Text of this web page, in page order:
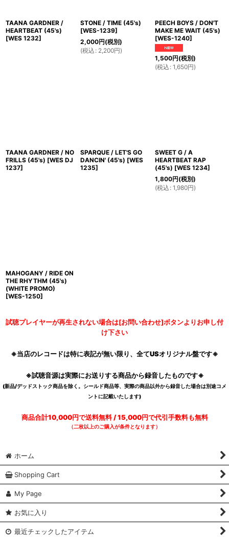
TAANA GARDNER /
HEARTBEAT (45's)
[WES 1232]
STONE / TIME (45's)
[WES-1239]
2,000円(税別)
(税込 : 2,200円)
PEECH BOYS / DON'T
MAKE ME WAIT (45's)
[WES-1240]
1,500円(税別)
(税込 : 1,650円)
TAANA GARDNER / NO
FRILLS (45's) [WES DJ
1237]
SPARQUE / LET'S GO
DANCIN' (45's) [WES
1235]
SWEET G / A
HEARTBEAT RAP
(45's) [WES 1234]
1,800円(税別)
(税込 : 1,980円)
MAHOGANY / RIDE ON
THE RHYTHM (45's)
(WHITE PROMO)
[WES-1250]
試聴プレイヤーが再生されない場合は[お問い合わせ]ボタンよりお申し付
け下さい
※当店のレコードは特に表記が無い限り、全てUSオリジナル盤です※
※試聴音源は実際にお送りする商品から録音したものです※
(新品/デッドストック商品を除く。シールド商品等、実際の商品以外から録音した場合は別途コメ
ントに記載いたします)
商品合計10,000円で送料無料 / 15,000円で代引手数料も無料
（二枚以上のご購入が条件となります）
ホーム
Shopping Cart
My Page
お気に入り
最近チェックしたアイテム